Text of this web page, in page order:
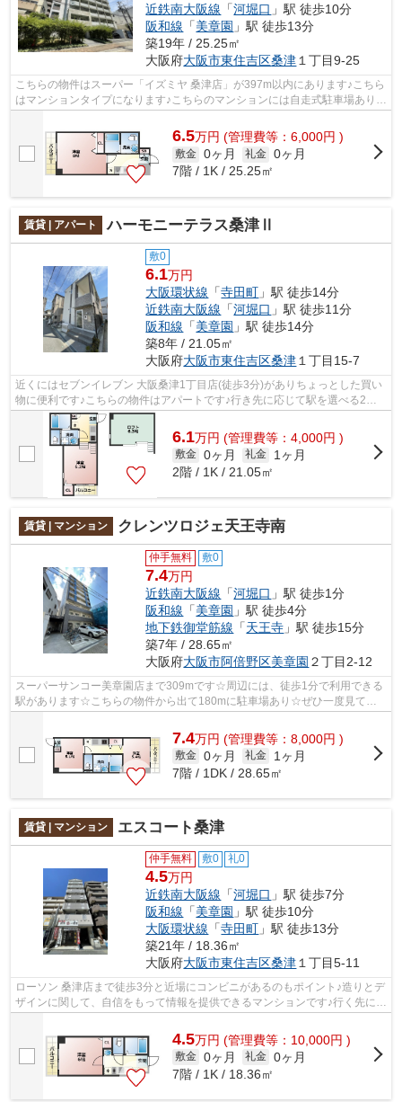
近鉄南大阪線 「河堀口 」駅 徒歩10分
阪和線 「美章園 」駅 徒歩13分
築19年 / 25.25㎡
大阪府大阪市東住吉区桑津 １丁目9-25
こちらの物件はスーパー「イズミヤ 桑津店」が397m以内にあります♪こちら
はマンションタイプになります♪こちらのマンションには自走式駐車場あり♪
共用部にはエレベータ・敷地内ごみ置...
6.5万円 (管理費等：6,000円 )
敷金 0ヶ月 礼金 0ヶ月
7階 / 1K / 25.25㎡
賃貸 | アパート ハーモニーテラス桑津Ⅱ
敷0
6.1万円
大阪環状線 「寺田町 」駅 徒歩14分
近鉄南大阪線 「河堀口 」駅 徒歩11分
阪和線 「美章園 」駅 徒歩14分
築8年 / 21.05㎡
大阪府大阪市東住吉区桑津１丁目15-7
近くにはセブンイレブン 大阪桑津1丁目店(徒歩3分)がありちょっとした買い
物に便利です♪こちらの物件はアパートです♪行き先に応じて駅を選べる2駅
利用可能なアパートです♪「ハーモニー...
6.1万円 (管理費等：4,000円 )
敷金 0ヶ月 礼金
1ヶ月
2階 / 1K / 21.05㎡
賃貸 | マンション クレンツロジェ天王寺南
仲手無料 敷0
7.4万円
近鉄南大阪線 「河堀口 」駅 徒歩1分
阪和線 「美章園 」駅 徒歩4分
地下鉄御堂筋線 「天王寺 」駅 徒歩15分
築7年 / 28.65㎡
大阪府大阪市阿倍野区美章園 ２丁目2-12
スーパーサンコー美章園店まで309mです☆周辺には、徒歩1分で利用できる
駅があります☆こちらの物件から出て180mに駐車場あり☆ぜひ一度見てい
7.4万円 (管理費等：8,000円 )
敷金 0ヶ月 礼金
1ヶ月
7階 / 1DK / 28.65㎡
賃貸 | マンション エスコート桑津
仲手無料 敷0 礼0
4.5万円
近鉄南大阪線 「河堀口 」駅 徒歩7分
阪和線 「美章園 」駅 徒歩10分
大阪環状線 「寺田町 」駅 徒歩13分
築21年 / 18.36㎡
大阪府大阪市東住吉区桑津 １丁目5-11
ローソン 桑津店まで徒歩3分と近場にコンビニがあるのもポイント♪造りとデ
ザインに関して、自信をもって情報を提供できるマンションです♪行く先に応
4.5万円 (管理費等：10,000円 )
敷金 0ヶ月 礼金 0ヶ月
7階 / 1K / 18.36㎡